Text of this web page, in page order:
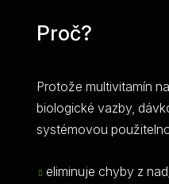
Proč?
Protože multivitamín
biologické vazby,
systémovou
eliminuje chyby z